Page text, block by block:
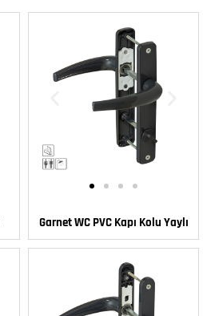
Garnet WC PVC Kapı Kolu Yaylı